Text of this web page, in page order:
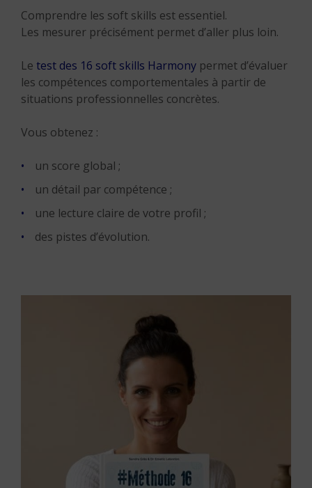
Comprendre les soft skills est essentiel.
Les mesurer précisément permet d’aller plus loin.
Le test des 16 soft skills Harmony permet d’évaluer
les compétences comportementales à partir de
situations professionnelles concrètes.
Vous obtenez :
un score global ;
un détail par compétence ;
une lecture claire de votre profil ;
des pistes d’évolution.